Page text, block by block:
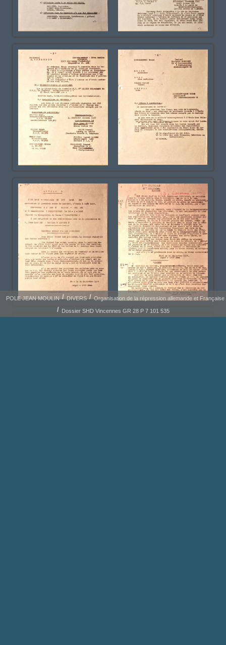
POLE JEAN MOULIN DIVERS Organisation de la répression allemande et Française
Dossier SHD Vincennes GR 28 P 7 101 535